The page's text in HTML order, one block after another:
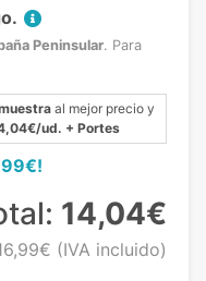
Peninsular. Para
al mejor precio y
ud. + Portes
14,04€
(IVA incluido)